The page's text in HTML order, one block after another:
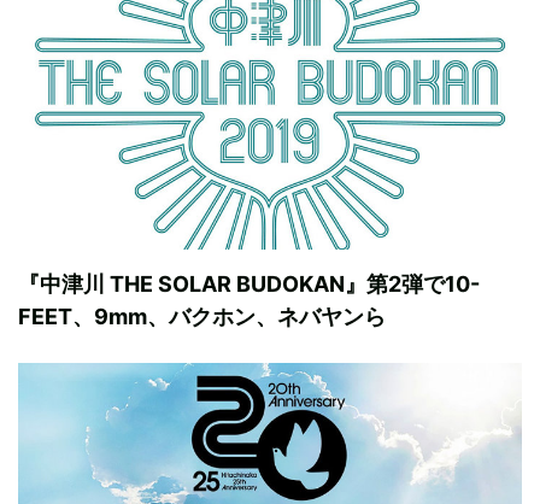
『中津川 THE SOLAR BUDOKAN』第2弾で10-
FEET、9mm、バクホン、ネバヤンら